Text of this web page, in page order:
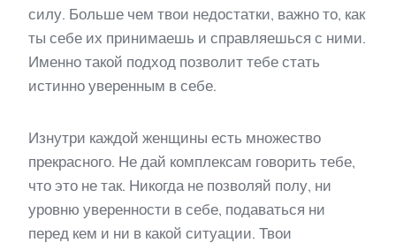
силу. Больше чем твои недостатки, важно то, как
ты себе их принимаешь и справляешься с ними.
Именно такой подход позволит тебе стать
истинно уверенным в себе.
Изнутри каждой женщины есть множество
прекрасного. Не дай комплексам говорить тебе,
что это не так. Никогда не позволяй полу, ни
уровню уверенности в себе, подаваться ни
перед кем и ни в какой ситуации. Твои